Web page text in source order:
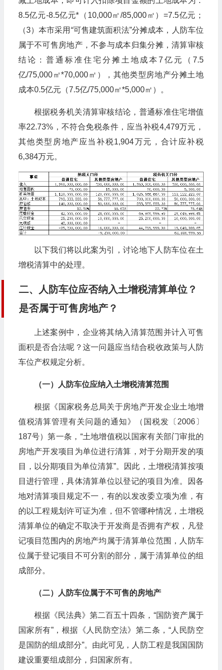
8.5亿元-8.5亿元*（10,000㎡/85,000㎡）=7.5亿元；
（3）本市采用“可售建筑面积法”分摊成本，人防车位
属于不可售房地产，不参与成本归集分摊，清算审核
结论：普通标准住宅分摊土地成本7亿元（7.5
亿/75,000㎡*70,000㎡），其他类型房地产分摊土地
成本0.5亿元（7.5亿/75,000㎡*5,000㎡）。
根据税务机关清算审核结论，普通标准住宅增值
率22.73%，不符合免税条件，应当补税4,479万元，
其他类型房地产应当补税1,904万元，合计应补税
6,384万元。
以下我们将以此案为引，讨论地下人防车位在土
增税清算中的处理。
二、人防车位应否纳入土增税清算单位？
是否属于可售房地产？
上述案例中，企业将其纳入清算范围并计入可售
面积是否合法呢？这一问题应当结合税收政策与人防
车位产权规定分析。
（一）人防车位应纳入土增税清算范围
根据《国家税务总局关于房地产开发企业土地增
值税清算管理有关问题的通知》（国税发〔2006〕
187号）第一条，“土地增值税以国家有关部门审批的
房地产开发项目为单位进行清算，对于分期开发的项
目，以分期项目为单位清算”。因此，土增税清算按项
目进行管理，具体清算单位以登记的项目为准。因各
地对清算项目规定不一，有的以发改委立项为准，有
的以工程规划许可证为准，但不管哪种情况，土增税
清算单位的确定不取决于开发商是否拥有产权，凡登
记项目范围内的房地产均属于清算单位范围，人防车
位属于登记项目不可分割的部分，属于清算单位的组
成部分。
（二）人防车位属于不可售的房地产
根据《民法典》第二百五十四条，“国防资产属于
国家所有”，根据《人民防空法》第二条，“人民防空
是国防的组成部分”。由此可见，人防工程是我国国防
建设重要组成部分，归国家所有。